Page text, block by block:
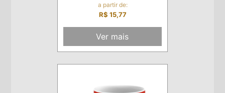
a partir de:
R$ 15,77
Ver mais